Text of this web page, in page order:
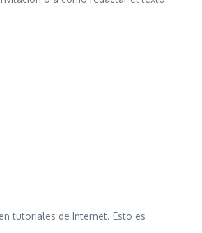
tutoriales de Internet. Esto es